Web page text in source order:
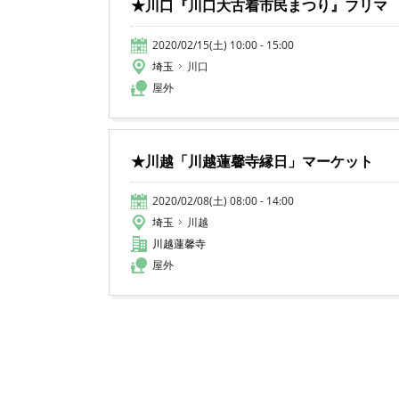
★川口『川口大古着市民まつり』フリマ
2020/02/15(土) 10:00 - 15:00
埼玉
川口
屋外
★川越「川越蓮馨寺縁日」マーケット
2020/02/08(土) 08:00 - 14:00
埼玉
川越
川越蓮馨寺
屋外